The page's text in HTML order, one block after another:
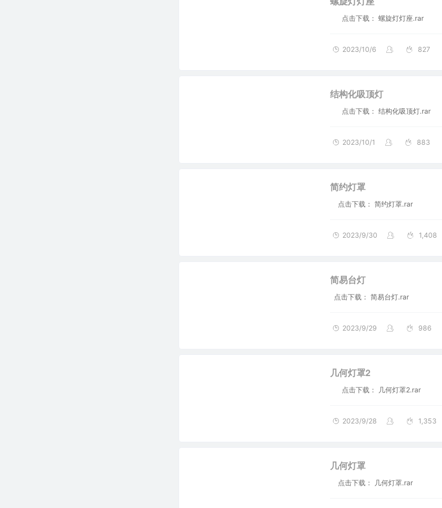
点击下载： 螺旋灯灯座.rar
2023/10/6 827
结构化吸顶灯
点击下载： 结构化吸顶灯.rar
2023/10/1 883
简约灯罩
点击下载： 简约灯罩.rar
2023/9/30 1,408
简易台灯
点击下载： 简易台灯.rar
2023/9/29 986
几何灯罩2
点击下载： 几何灯罩2.rar
2023/9/28 1,353
几何灯罩
点击下载： 几何灯罩.rar